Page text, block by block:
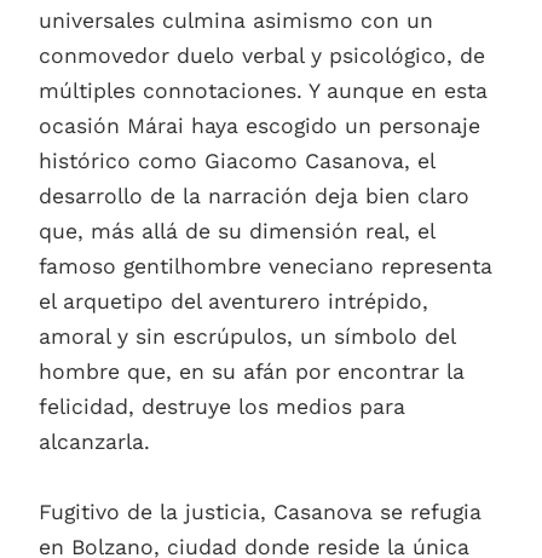
universales culmina asimismo con un
conmovedor duelo verbal y psicológico, de
múltiples connotaciones. Y aunque en esta
ocasión Márai haya escogido un personaje
histórico como Giacomo Casanova, el
desarrollo de la narración deja bien claro
que, más allá de su dimensión real, el
famoso gentilhombre veneciano representa
el arquetipo del aventurero intrépido,
amoral y sin escrúpulos, un símbolo del
hombre que, en su afán por encontrar la
felicidad, destruye los medios para
alcanzarla.
Fugitivo de la justicia, Casanova se refugia
en Bolzano, ciudad donde reside la única